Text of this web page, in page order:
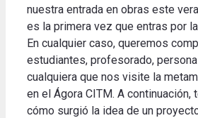
nuestra entrada en obras este
es la primera vez que entras por
En cualquier caso, queremos
estudiantes, profesorado,
cualquiera que nos visite la
en el Ágora CITM. A continuación,
cómo surgió la idea de un